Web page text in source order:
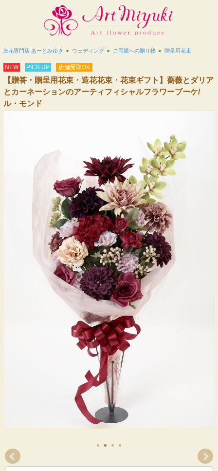
造花専門店 あーとみゆき > ウェディング > ご両親への贈り物 > 贈呈用花束
NEW PICK UP 店舗受取OK
【贈答・贈呈用花束・造花花束・花束ギフト】薔薇とダリア
とカーネーションのアーティフィシャルフラワーブーケ/
ル・モンド